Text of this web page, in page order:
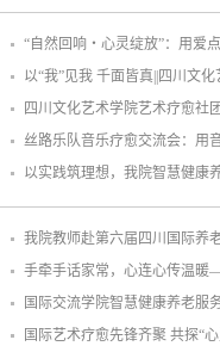
“自然回响・心灵绽放”：用爱
以“我”见我 千面皆真||四川文
四川文化艺术学院艺术疗愈社
丝路乐队音乐疗愈交流会：用
以实践筑理想，我院智慧健康
我院教师赴第六届四川国际养
手牵手话家常，心连心传温
国际交流学院智慧健康养老
国际艺术疗愈先锋齐聚 共探“